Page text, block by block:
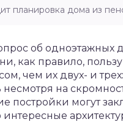
планировка дома из
об одноэтажных
как правило,
чем их двух- и
несмотря на
постройки могут